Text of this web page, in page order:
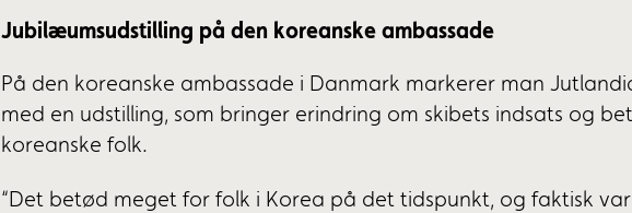
Jubilæumsudstilling på den koreanske ambassade
På den koreanske ambassade i Danmark markerer man
med en udstilling, som bringer erindring om skibets indsats og
koreanske folk.
“Det betød meget for folk i Korea på det tidspunkt, og faktisk